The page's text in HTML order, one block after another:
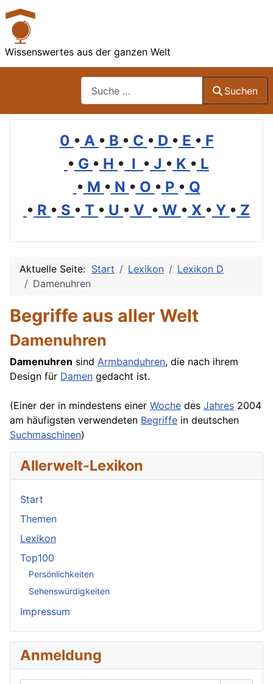
Wissenswertes aus der ganzen Welt
Suchen
0 • A • B • C • D • E • F
• G • H • I • J • K • L
• M • N • O • P • Q
• R • S • T • U • V • W • X • Y • Z
Aktuelle Seite: Start Lexikon
Lexikon D
Damenuhren
Begriffe aus aller Welt
Damenuhren
Damenuhren sind Armbanduhren, die nach ihrem
Design für Damen gedacht ist.
(Einer der in mindestens einer Woche des Jahres 2004
am häufigsten verwendeten Begriffe in deutschen
Suchmaschinen)
Allerwelt-Lexikon
Start
Themen
Lexikon
Top100
Persönlichkeiten
Sehenswürdigkeiten
Impressum
Anmeldung